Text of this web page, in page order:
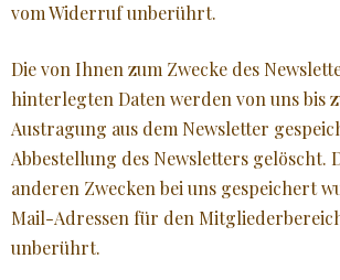
vom Widerruf unberührt.
Die von Ihnen zum Zwecke des
hinterlegten Daten werden von uns bis
Austragung aus dem Newsletter
Abbestellung des Newsletters gelöscht.
anderen Zwecken bei uns gespeichert
Mail-Adressen für den
unberührt.